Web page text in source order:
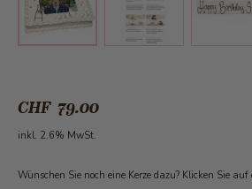
CHF 79.00
inkl. 2.6% MwSt.
Wünschen Sie noch eine Kerze dazu? Klicken Sie